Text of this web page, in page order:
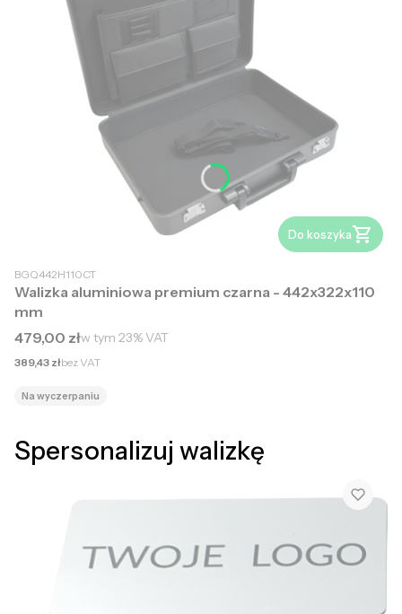
Do koszyka
BGQ442H110CT
Walizka aluminiowa premium czarna - 442x322x110
mm
Cena brutto
479,00 złw tym 23%VAT
Cena netto
389,43 złbez VAT
Na wyczerpaniu
Spersonalizuj walizkę